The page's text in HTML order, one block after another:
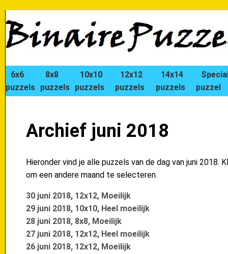
6x6
puzzels
8x8
puzzels
10x10
puzzels
12x12
puzzels
14x14
puzzels
puzzel
Archief juni 2018
Hieronder vind je alle puzzels van de dag van juni 2018.
om een andere maand te selecteren.
30 juni 2018, 12x12, Moeilijk
29 juni 2018, 10x10, Heel moeilijk
28 juni 2018, 8x8, Moeilijk
27 juni 2018, 12x12, Heel moeilijk
26 juni 2018, 12x12, Moeilijk